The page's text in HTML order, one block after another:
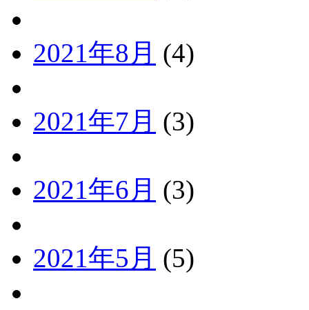
2021年8月 (4)
2021年7月 (3)
2021年6月 (3)
2021年5月 (5)